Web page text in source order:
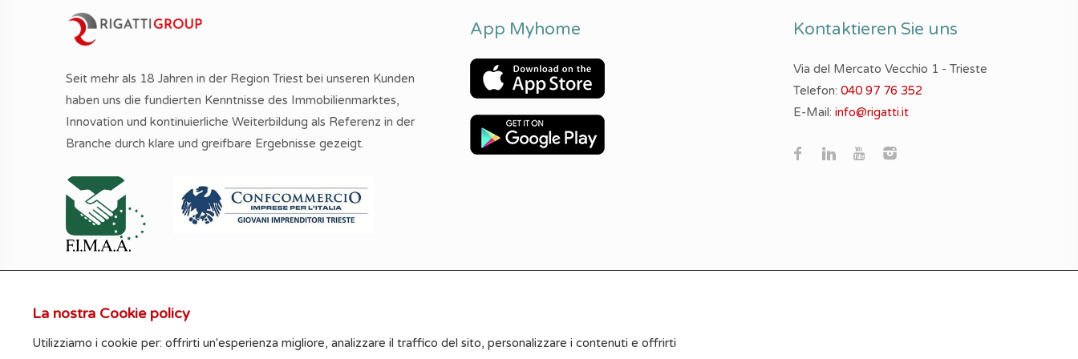
La nostra Cookie policy
Utilizziamo i cookie per: offrirti un'esperienza migliore, analizzare il traffico del sito, personalizzare i contenuti e offrirti
Seit mehr als 18 Jahren in der Region Triest bei unseren Kunden
haben uns die fundierten Kenntnisse des Immobilienmarktes,
Innovation und kontinuierliche Weiterbildung als Referenz in der
Branche durch klare und greifbare Ergebnisse gezeigt.
App Myhome Kontaktieren Sie uns
Via del Mercato Vecchio 1 - Trieste
Telefon:040 97 76 352
E-Mail: info@rigatti.it
Die Informationen, Messwerte und Fotos auf der Website sind indikativ und können keine vertraglichen und / oder anderen Ansprüche darstellen.